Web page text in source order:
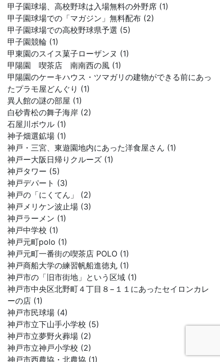
甲子園球場、高校野球は入場無料の外野席 (1)
甲子園球場での「マガジン」無料配布 (2)
甲子園球場での高校野球県予選 (5)
甲子園競輪 (1)
甲東園のスイス菓子ローザンヌ (1)
甲陽園 喫茶店 南南西の風 (1)
甲陽園のケーキハウス・ツマガリの建物ができる前にあっ
たプラモ屋どんぐり (1)
異人館の謎の部屋 (1)
白砂青松の舞子海岸 (2)
石屋川ボウル (1)
神子畑選鉱場 (1)
神戸・三宮、東遊園地内にあった洋食屋さん (1)
神戸ー大阪日帰りクルーズ (1)
神戸タワー (5)
神戸デパート (3)
神戸の「にくてん」 (2)
神戸メリケン波止場 (3)
神戸ラーメン (1)
神戸中学校 (1)
神戸元町polo (1)
神戸元町一番街の喫茶店 POLO (1)
神戸商船大学の練習帆船進徳丸 (1)
神戸市の「旧市街地」という区域 (1)
神戸市中央区北野町４丁目８−１１にあったセイロンカレ
ーの店 (1)
神戸市民球場 (4)
神戸市立下山手小学校 (5)
神戸市立夢野火葬場 (2)
神戸市立神戸小学校 (2)
神戸市西農協・北農協 (1)